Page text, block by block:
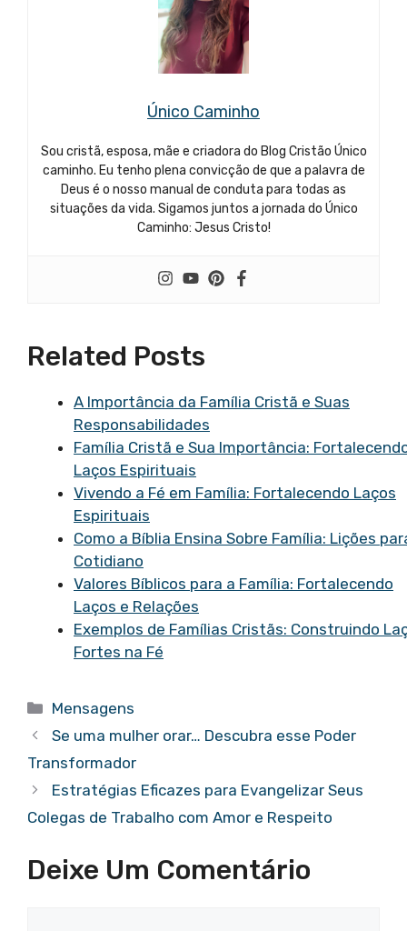
Único Caminho
Sou cristã, esposa, mãe e criadora do Blog Cristão Único
caminho. Eu tenho plena convicção de que a palavra de
Deus é o nosso manual de conduta para todas as
situações da vida. Sigamos juntos a jornada do Único
Caminho: Jesus Cristo!
Related Posts
A Importância da Família Cristã e Suas
Responsabilidades
Família Cristã e Sua Importância:
Laços Espirituais
Vivendo a Fé em Família: Fortalecendo Laços
Espirituais
Como a Bíblia Ensina Sobre Família: Lições
Cotidiano
Valores Bíblicos para a Família: Fortalecendo
Laços e Relações
Exemplos de Famílias Cristãs: Construindo
Fortes na Fé
Categorias
Mensagens
Se uma mulher orar… Descubra esse Poder
Transformador
Estratégias Eficazes para Evangelizar Seus
Colegas de Trabalho com Amor e Respeito
Deixe Um Comentário